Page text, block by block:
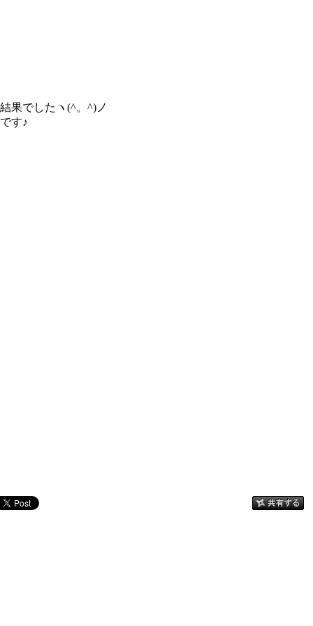
果でしたヽ(^。^)ノ
す♪